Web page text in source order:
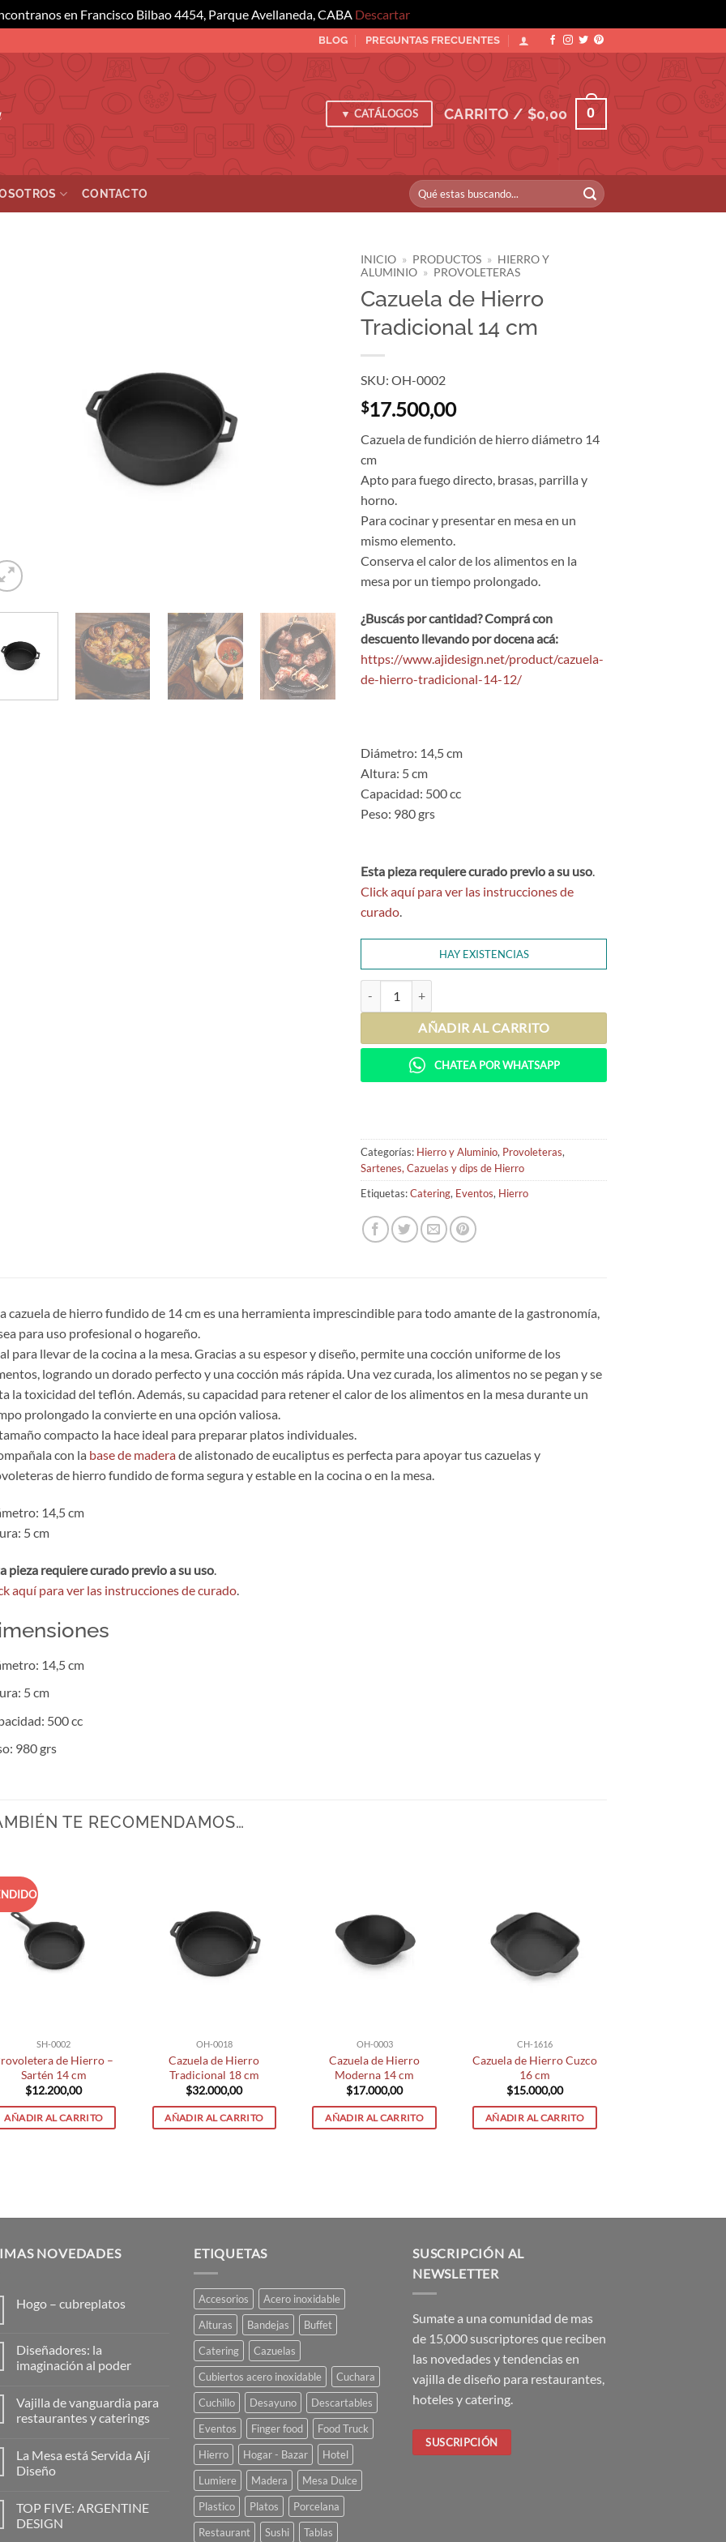
en Francisco Bilbao 4454, Parque Avellaneda, CABA Descartar
BLOG PREGUNTAS FRECUENTES
▼ CATÁLOGOS CARRITO /$0,00 0
CONTACTO
Buscar
por:
INICIO » PRODUCTOS » HIERRO Y
ALUMINIO » PROVOLETERAS
Cazuela de Hierro
Tradicional 14 cm
SKU: OH-0002
$17.500,00
Cazuela de fundición de hierro diámetro 14
cm
Apto para fuego directo, brasas, parrilla y
horno.
Para cocinar y presentar en mesa en un
mismo elemento.
Conserva el calor de los alimentos en la
mesa por un tiempo prolongado.
¿Buscás por cantidad? Comprá con
descuento llevando por docena acá:
https://www.ajidesign.net/product/cazuela-
de-hierro-tradicional-14-12/
Diámetro: 14,5 cm
Altura: 5 cm
Capacidad: 500 cc
Peso: 980 grs
Esta pieza requiere curado previo a su uso.
Click aquí para ver las instrucciones de
curado.
HAY EXISTENCIAS
AÑADIR AL CARRITO
CHATEA POR WHATSAPP
Categorías: Hierro y Aluminio, Provoleteras,
Sartenes, Cazuelas y dips de Hierro
Etiquetas:Catering, Eventos, Hierro
cazuela de hierro fundido de 14 cm es una herramienta imprescindible para todo amante de la gastronomía,
para uso profesional o hogareño.
para llevar de la cocina a la mesa. Gracias a su espesor y diseño, permite una cocción uniforme de los
logrando un dorado perfecto y una cocción más rápida. Una vez curada, los alimentos no se pegan y se
la toxicidad del teflón. Además, su capacidad para retener el calor de los alimentos en la mesa durante un
prolongado la convierte en una opción valiosa.
compacto la hace ideal para preparar platos individuales.
con la base de maderade alistonado de eucaliptus es perfecta para apoyar tus cazuelas y
de hierro fundido de forma segura y estable en la cocina o en la mesa.
14,5 cm
5 cm
pieza requiere curado previo a su uso.
aquí para ver las instrucciones de curado.
14,5 cm
5 cm
500 cc
980 grs
TE RECOMENDAMOS…
SH-0002
de Hierro –
Sartén 14 cm
$12.200,00
AÑADIR AL CARRITO
OH-0018
Cazuela de Hierro
Tradicional 18 cm
$32.000,00
AÑADIR AL CARRITO
OH-0003
Cazuela de Hierro
Moderna 14 cm
$17.000,00
AÑADIR AL CARRITO
CH-1616
Cazuela de Hierro Cuzco
16 cm
$15.000,00
AÑADIR AL CARRITO
NOVEDADES
Hogo – cubreplatos
en
Hogo
–
Diseñadores: la
imaginación al poder
comentarios
Diseñadores:
al
poder
Vajilla de vanguardia para
restaurantes y caterings
comentarios
en
Vajilla
para
restaurantes
y
La Mesa está Servida Ají
Diseño
comentarios
en
La
TOP FIVE: ARGENTINE
DESIGN
ETIQUETAS
Accesorios
Acero inoxidable
Alturas
Bandejas
Buffet
Catering
Cazuelas
Cubiertos acero inoxidable
Cuchara
Cuchillo
Desayuno
Descartables
Eventos
Finger food
Food Truck
Hierro
Hogar - Bazar
Hotel
Lumiere
Madera
Mesa Dulce
Plastico
Platos
Porcelana
Restaurant
Sushi Tablas
SUSCRIPCIÓN AL
NEWSLETTER
Sumate a una comunidad de mas
de 15,000 suscriptores que reciben
las novedades y tendencias en
vajilla de diseño para restaurantes,
hoteles y catering.
SUSCRIPCIÓN